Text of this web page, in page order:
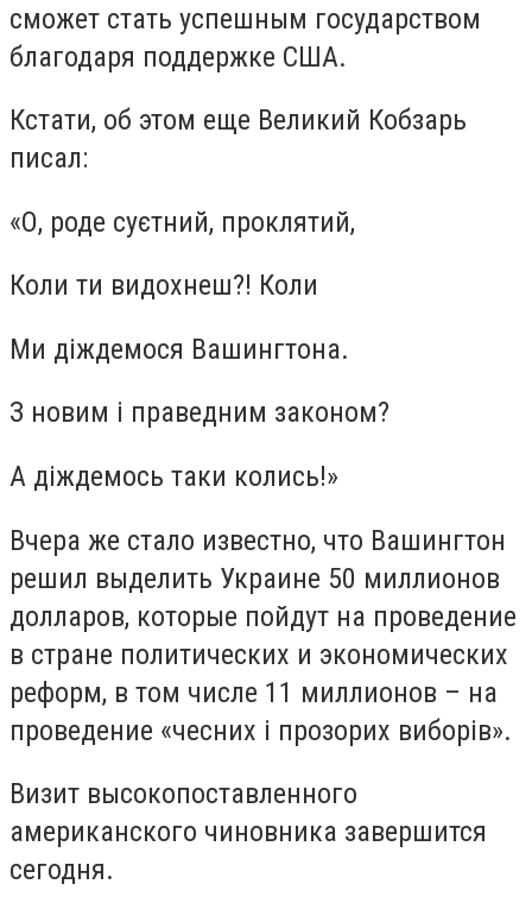
сможет стать успешным государством
благодаря поддержке США.
Кстати, об этом еще Великий Кобзарь
писал:
«О, роде суєтний, проклятий,
Коли ти видохнеш?! Коли
Ми діждемося Вашингтона.
З новим і праведним законом?
А діждемось таки колись!»
Вчера же стало известно, что Вашингтон
решил выделить Украине 50 миллионов
долларов, которые пойдут на проведение
в стране политических и экономических
реформ, в том числе 11 миллионов – на
проведение «чесних і прозорих виборів».
Визит высокопоставленного
американского чиновника завершится
сегодня.